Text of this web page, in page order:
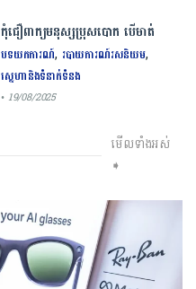
កុំជឿពាក្យមនុស្សប្រុសបោក បើមាត់
និយាយថាស្រឡាញ់តែមិនបង្ហាញទង្វើទាំង
៥ នេះ
បទយកការណ៍, របាយការណ៍រសនិយម,
ស្នេហានិងទំនាក់ទំនង
• 19/08/2025
មើលទាំងអស់
➧